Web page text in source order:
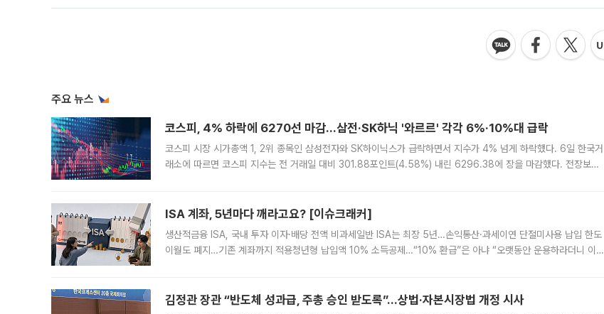
주요 뉴스
코스피, 4% 하락에 6270선 마감…삼전·SK하닉 '와르르' 각각 6%·10%대 급락
코스피 시장 시가총액 1, 2위 종목인 삼성전자와 SK하이닉스가 급락하면서 지수가 4% 넘게 하락했다. 6일 한국거
래소에 따르면 코스피 지수는 전 거래일 대비 301.88포인트(4.58%) 내린 6296.38에 장을 마감했다. 전장보다
ISA 계좌, 5년마다 깨라고요? [이슈크래커]
생산적금융 ISA, 국내 투자 이자·배당 전액 비과세일반 ISA는 최장 5년…손익통산·과세이연 단절미사용 납입 한도
이월도 폐지…기존 계좌까지 적용청년형 납입액 10% 소득공제…“10% 환급”은 아냐 “오랫동안 운용하라더니 이제
김정관 장관 “반도체 성과급, 주총 승인 받도록”…상법·자본시장법 개정 시사